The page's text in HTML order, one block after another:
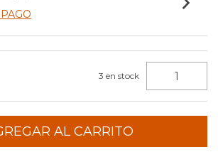
3 en stock